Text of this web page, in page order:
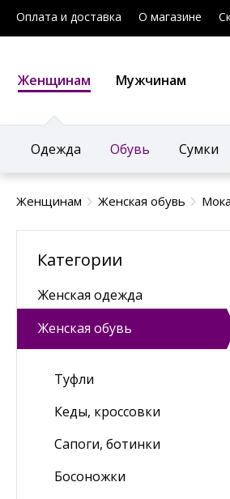
Оплата и доставка О магазине
Женщинам
Одежда Обувь Сумки
Мужчинам
Женщинам Женская обувь
Категории
Женская одежда
Женская обувь
Туфли
Кеды, кроссовки
Сапоги, ботинки
Босоножки